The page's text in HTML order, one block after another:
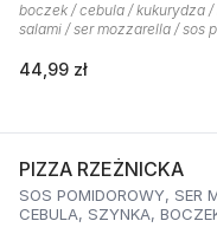
boczek / cebula / kukurydza /
salami / ser mozzarella / sos
44,99 zł
PIZZA RZEŻNICKA
SOS POMIDOROWY, SER
CEBULA, SZYNKA,